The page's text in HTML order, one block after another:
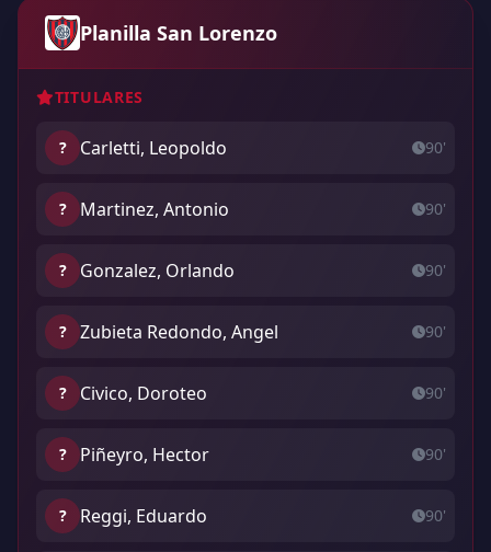
Planilla San Lorenzo
TITULARES
? Carletti, Leopoldo 90'
? Martinez, Antonio 90'
? Gonzalez, Orlando 90'
? Zubieta Redondo, Angel 90'
? Civico, Doroteo 90'
? Piñeyro, Hector 90'
? Reggi, Eduardo 90'